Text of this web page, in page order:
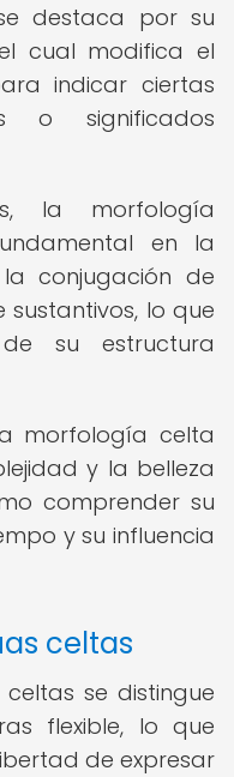
destaca por su
cual modifica el
indicar ciertas
o significados
la morfología
en la
conjugación de
lo que
su estructura
morfología celta
y la belleza
comprender su
y su influencia
celtas
se distingue
flexible, lo que
de expresar